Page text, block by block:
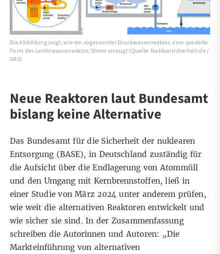
Die Abbildung zeigt, wie ein sogenannter Druckwasserreaktor, eine spezielle
Form des Leichtwasserreaktor, Strom erzeugt (Quelle: Nuklearsicherheit.de /
GRS)
Neue Reaktoren laut Bundesamt
bislang keine Alternative
Das Bundesamt für die Sicherheit der nuklearen
Entsorgung (BASE), in Deutschland zuständig für
die Aufsicht über die Endlagerung von Atommüll
und den Umgang mit Kernbrennstoffen, ließ in
einer Studie von März 2024unter anderem prüfen,
wie weit die alternativen Reaktoren entwickelt und
wie sicher sie sind. In derZusammenfassung
schreiben die Autorinnen und Autoren: „Die
Markteinführung von alternativen